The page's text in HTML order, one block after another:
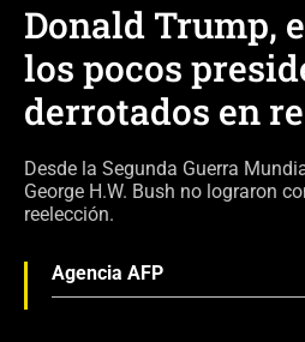
Donald Trump,
los pocos
derrotados en
Desde la Segunda Guerra
George H.W. Bush no lograron
reelección.
Agencia AFP